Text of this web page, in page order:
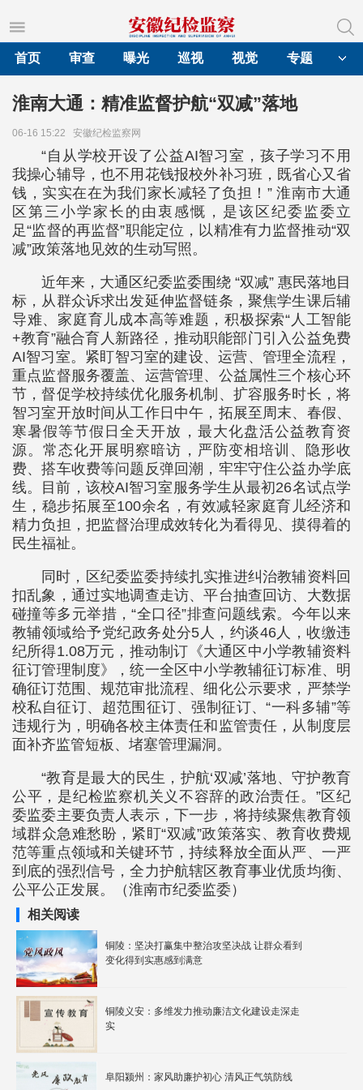
首页
审查 曝光 巡视 视觉 专题
淮南大通：精准监督护航“双减”落地
06-16 15:22 安徽纪检监察网
“自从学校开设了公益AI智习室，孩子学习不用
我操心辅导，也不用花钱报校外补习班，既省心又省
钱，实实在在为我们家长减轻了负担！” 淮南市大通
区第三小学家长的由衷感慨，是该区纪委监委立
足“监督的再监督”职能定位，以精准有力监督推动“双
减”政策落地见效的生动写照。
近年来，大通区纪委监委围绕 “双减” 惠民落地目
标，从群众诉求出发延伸监督链条，聚焦学生课后辅
导难、家庭育儿成本高等难题，积极探索“人工智能
+教育”融合育人新路径，推动职能部门引入公益免费
AI智习室。紧盯智习室的建设、运营、管理全流程，
重点监督服务覆盖、运营管理、公益属性三个核心环
节，督促学校持续优化服务机制、扩容服务时长，将
智习室开放时间从工作日中午，拓展至周末、春假、
寒暑假等节假日全天开放，最大化盘活公益教育资
源。常态化开展明察暗访，严防变相培训、隐形收
费、搭车收费等问题反弹回潮，牢牢守住公益办学底
线。目前，该校AI智习室服务学生从最初26名试点学
生，稳步拓展至100余名，有效减轻家庭育儿经济和
精力负担，把监督治理成效转化为看得见、摸得着的
民生福祉。
同时，区纪委监委持续扎实推进纠治教辅资料回
扣乱象，通过实地调查走访、平台抽查回访、大数据
碰撞等多元举措，“全口径”排查问题线索。今年以来
教辅领域给予党纪政务处分5人，约谈46人，收缴违
纪所得1.08万元，推动制订《大通区中小学教辅资料
征订管理制度》，统一全区中小学教辅征订标准、明
确征订范围、规范审批流程、细化公示要求，严禁学
校私自征订、超范围征订、强制征订、“一科多辅”等
违规行为，明确各校主体责任和监管责任，从制度层
面补齐监管短板、堵塞管理漏洞。
“教育是最大的民生，护航‘双减’落地、守护教育
公平，是纪检监察机关义不容辞的政治责任。”区纪
委监委主要负责人表示，下一步，将持续聚焦教育领
域群众急难愁盼，紧盯“双减”政策落实、教育收费规
范等重点领域和关键环节，持续释放全面从严、一严
到底的强烈信号，全力护航辖区教育事业优质均衡、
公平公正发展。（淮南市纪委监委）
相关阅读
铜陵：坚决打赢集中整治攻坚决战 让群众看到
变化得到实惠感到满意
铜陵义安：多维发力推动廉洁文化建设走深走
实
阜阳颍州：家风助廉护初心 清风正气筑防线